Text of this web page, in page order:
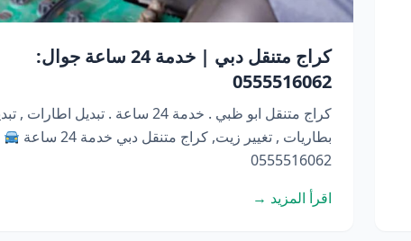
كراج متنقل دبي | خدمة 24 ساعة جوال:
0555516062
كراج متنقل ابو ظبي . خدمة 24 ساعة . تبديل اطارات ,
بطاريات , تغيير زيت, كراج متنقل دبي خدمة 24 ساعة
0555516062
اقرأ المزيد →